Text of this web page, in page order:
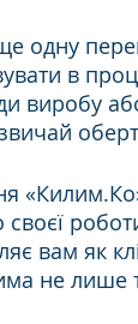
одну
в
виробу
своєї
вам як
не